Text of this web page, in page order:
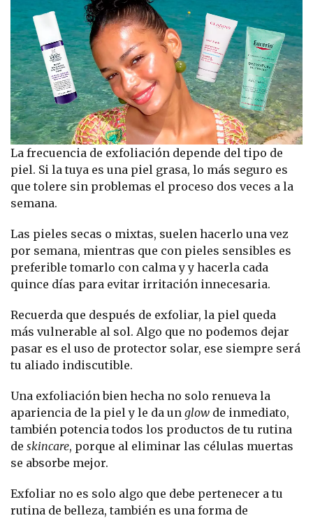
La frecuencia de exfoliación depende del tipo de
piel. Si la tuya es una piel grasa, lo más seguro es
que tolere sin problemas el proceso dos veces a la
semana.
Las pieles secas o mixtas, suelen hacerlo una vez
por semana, mientras que con pieles sensibles es
preferible tomarlo con calma y y hacerla cada
quince días para evitar irritación innecesaria.
Recuerda que después de exfoliar, la piel queda
más vulnerable al sol. Algo que no podemos dejar
pasar es el uso de protector solar, ese siempre será
tu aliado indiscutible.
Una exfoliación bien hecha no solo renueva la
apariencia de la piel y le da unglow de inmediato,
también potencia todos los productos de tu rutina
de skincare, porque al eliminar las células muertas
se absorbe mejor.
Exfoliar no es solo algo que debe pertenecer a tu
rutina de belleza, también es una forma de